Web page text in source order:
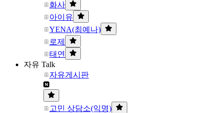
화사
아이유
YENA(최예나)
로제
태연
자유 Talk
자유게시판
고민 상담소(익명)